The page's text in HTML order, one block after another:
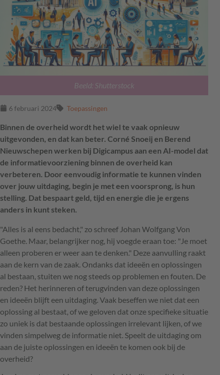
Beeld: Shutterstock
6 februari 2024 Toepassingen
Binnen de overheid wordt het wiel te vaak opnieuw
uitgevonden, en dat kan beter. Corné Snoeij en Berend
Nieuwschepen werken bij Digicampus aan een AI-model dat
de informatievoorziening binnen de overheid kan
verbeteren. Door eenvoudig informatie te kunnen vinden
over jouw uitdaging, begin je met een voorsprong, is hun
stelling. Dat bespaart geld, tijd en energie die je ergens
anders in kunt steken.
"Alles is al eens bedacht," zo schreef Johan Wolfgang Von
Goethe. Maar, belangrijker nog, hij voegde eraan toe: "Je moet
alleen proberen er weer aan te denken." Deze aanvulling raakt
aan de kern van de zaak. Ondanks dat ideeën en oplossingen
al bestaan, stuiten we nog steeds op problemen en fouten. De
reden? Het herinneren of terugvinden van deze oplossingen
en ideeën blijft een uitdaging. Vaak beseffen we niet dat een
oplossing al bestaat, of we geloven dat onze specifieke situatie
zo uniek is dat bestaande oplossingen irrelevant lijken, of we
vinden simpelweg de informatie niet. Speelt de uitdaging om
aan de juiste oplossingen en ideeën te komen ook bij de
overheid?